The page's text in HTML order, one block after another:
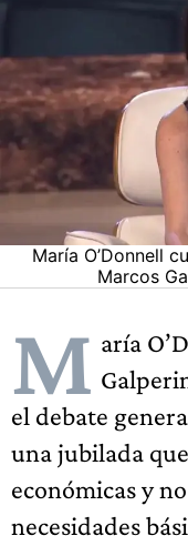
María O’Donnell
Marcos
M aría
el debate
una jubilada
económicas y
necesidades